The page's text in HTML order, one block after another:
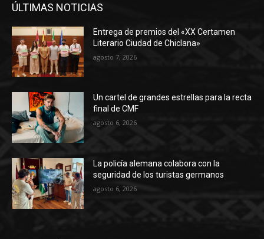
ÚLTIMAS NOTICIAS
Entrega de premios del «XX Certamen
Literario Ciudad de Chiclana»
agosto 7, 2026
Un cartel de grandes estrellas para la recta
final de CMF
agosto 6, 2026
La policía alemana colabora con la
seguridad de los turistas germanos
agosto 6, 2026